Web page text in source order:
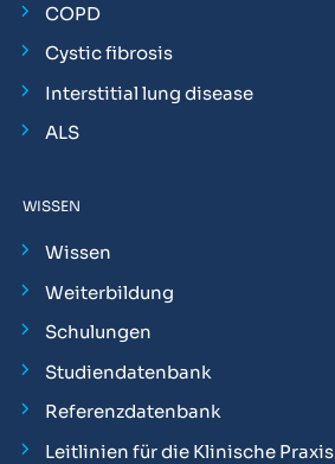
COPD
Cystic fibrosis
Interstitial lung disease
ALS
WISSEN
Wissen
Weiterbildung
Schulungen
Studiendatenbank
Referenzdatenbank
Leitlinien für die Klinische Praxis